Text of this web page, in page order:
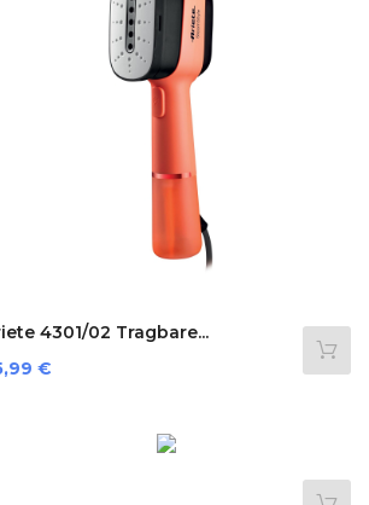
4301/02 Tragbare...
€